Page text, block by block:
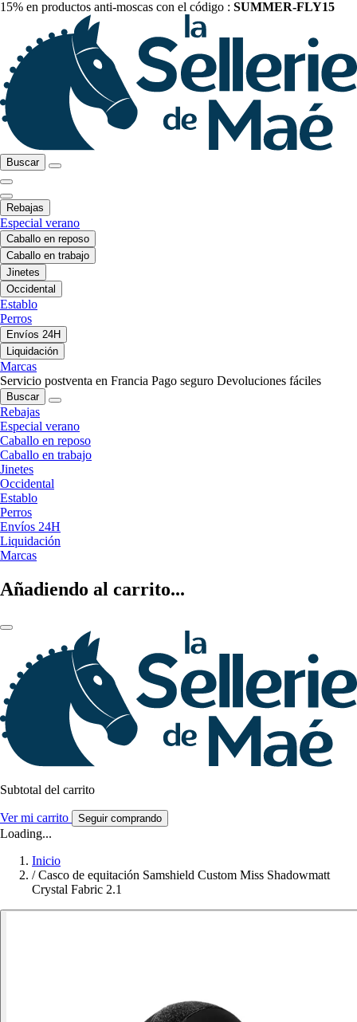
15% en productos anti-moscas con el código : SUMMER-FLY15
Buscar
Rebajas
Especial verano
Caballo en reposo
Caballo en trabajo
Jinetes
Occidental
Establo
Perros
Envíos 24H
Liquidación
Marcas
Servicio postventa en Francia Pago seguro Devoluciones fáciles
Buscar
Rebajas
Especial verano
Caballo en reposo
Caballo en trabajo
Jinetes
Occidental
Establo
Perros
Envíos 24H
Liquidación
Marcas
Añadiendo al carrito...
Subtotal del carrito
Ver mi carrito Seguir comprando
Loading...
Inicio
/ Casco de equitación Samshield Custom Miss Shadowmatt
Crystal Fabric 2.1